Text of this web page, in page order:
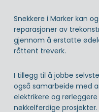
Snekkere i Marker kan
reparasjoner av
gjennom å erstatte
råttent treverk.
I tillegg til å jobbe
også samarbeide med
elektrikere og
nøkkelferdige prosjekter.